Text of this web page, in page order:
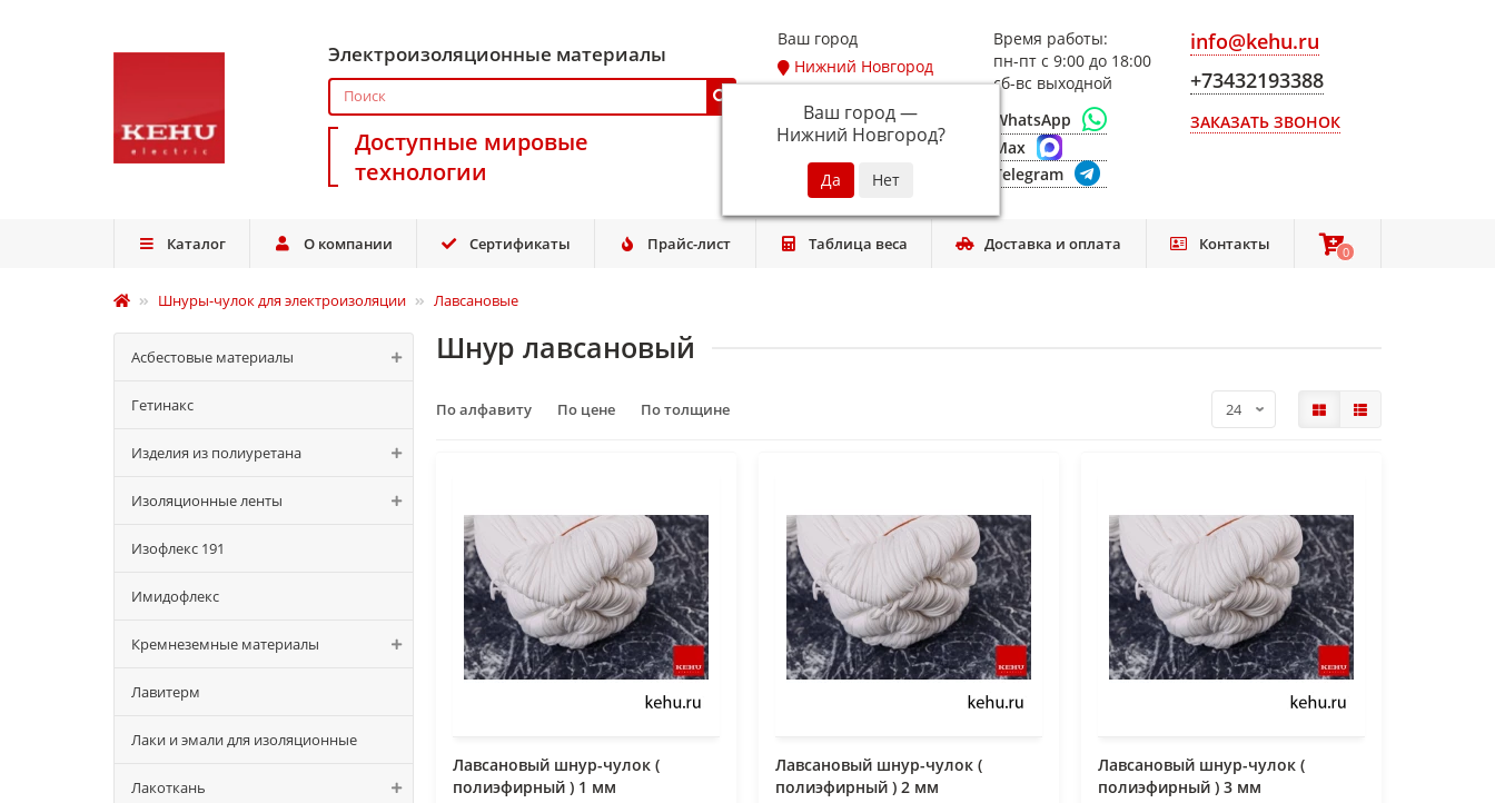
Электроизоляционные материалы
Доступные мировые
технологии
Ваш город
Нижний Новгород
Ваш город —
Нижний Новгород?
Время работы:
пн-пт с 9:00 до 18:00
сб-вс выходной
WhatsApp
Max
Telegram
info@kehu.ru
+73432193388
ЗАКАЗАТЬ ЗВОНОК
Каталог О компании Сертификаты Прайс-лист Таблица веса Доставка и оплата Контакты 0
0
Шнуры-чулок для электроизоляции Лавсановые
Асбестовые материалы
Гетинакс
Изделия из полиуретана
Изоляционные ленты
Изофлекс 191
Имидофлекс
Кремнеземные материалы
Лавитерм
Лаки и эмали для изоляционные
Лакоткань
Шнур лавсановый
По алфавиту По цене По толщине
Лавсановый шнур-чулок (
полиэфирный ) 1 мм
Лавсановый шнур-чулок (
полиэфирный ) 2 мм
Лавсановый шнур-чулок (
полиэфирный ) 3 мм